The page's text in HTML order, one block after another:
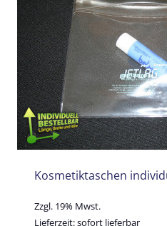
Kosmetiktaschen
Zzgl. 19% Mwst.
Lieferzeit: sofort lieferbar